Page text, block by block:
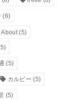
(6)
About(5)
(5)
カルビー (5)
(5)